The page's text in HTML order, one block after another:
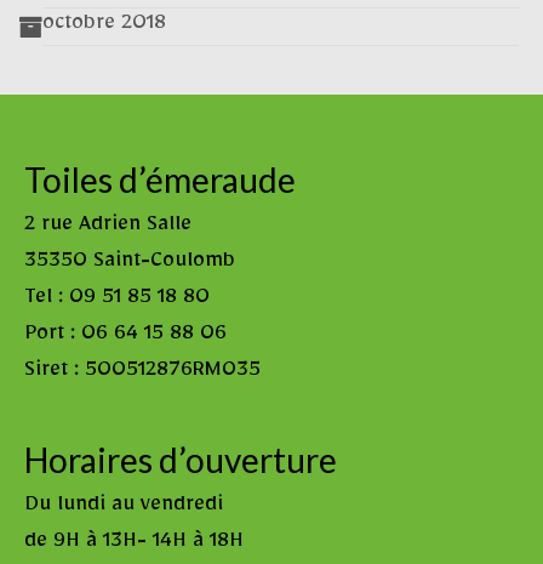
octobre 2018
Toiles d’émeraude
2 rue Adrien Salle
35350 Saint-Coulomb
Tel : 09 51 85 18 80
Port : 06 64 15 88 06
Siret : 500512876RM035
Horaires d’ouverture
Du lundi au vendredi
de 9H à 13H- 14H à 18H